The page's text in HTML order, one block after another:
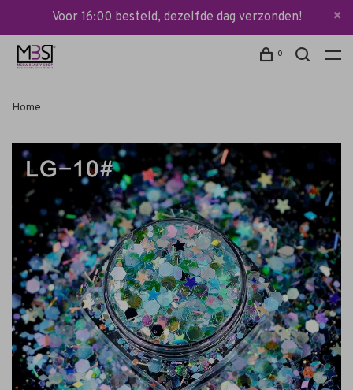
Voor 16:00 besteld, dezelfde dag verzonden!
0
Home